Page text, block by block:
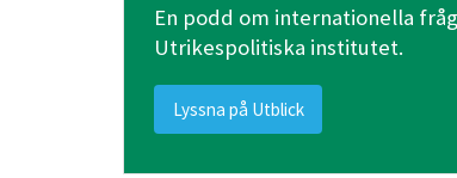
En podd om internationella
Utrikespolitiska institutet.
Lyssna på Utblick